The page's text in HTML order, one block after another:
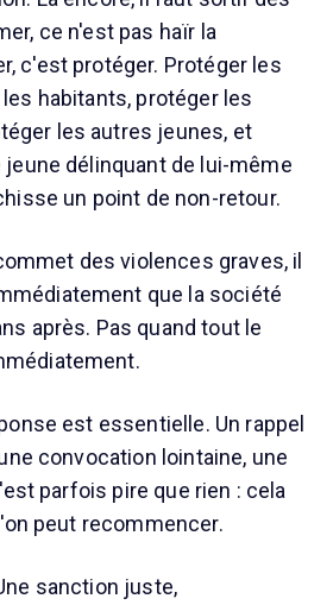
ce n'est pas haïr la
c'est protéger. Protéger les
habitants, protéger les
les autres jeunes, et
délinquant de lui-même
un point de non-retour.
des violences graves, il
que la société
après. Pas quand tout le
est essentielle. Un rappel
convocation lointaine, une
parfois pire que rien : cela
peut recommencer.
sanction juste,